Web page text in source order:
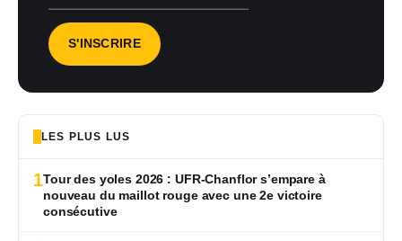
LES PLUS LUS
1Tour des yoles 2026 : UFR-Chanflor s’empare à
nouveau du maillot rouge avec une 2e victoire
consécutive